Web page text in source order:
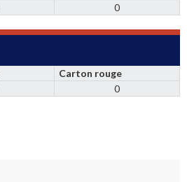
0
Carton rouge
0